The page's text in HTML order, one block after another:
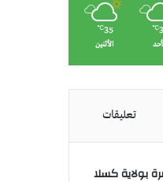
℃
35
℃
الأثنين
تعليقات
بولاية كسلا